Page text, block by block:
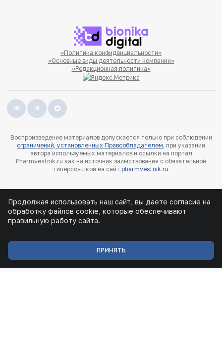
«Политика конфиденциальности»
«Основные виды деятельности компании»
«Редакционная политика»
Воспроизведение материалов допускается только при соблюдении
ограничений, установленных Правообладателем, при указании
автора используемых материалов и ссылки на портал
Pharmvestnik.ru как на источник заимствования с обязательной
гиперссылкой на сайт pharmvestnik.ru
Продолжая использовать наш сайт, вы даете согласие на
обработку файлов cookie, которые обеспечивают
правильную работу сайта.
ПРИНЯТЬ